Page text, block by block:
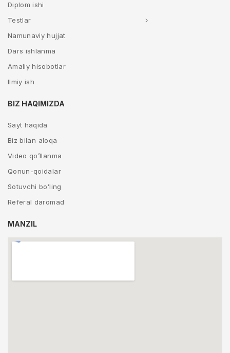
Diplom ishi
Testlar
Namunaviy hujjat
Dars ishlanma
Amaliy hisobotlar
Ilmiy ish
BIZ HAQIMIZDA
Sayt haqida
Biz bilan aloqa
Video qo’llanma
Qonun-qoidalar
Sotuvchi bo’ling
Referal daromad
MANZIL